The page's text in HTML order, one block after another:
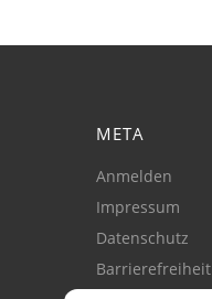
META
Anmelden
Impressum
Datenschutz
Barrierefreiheit